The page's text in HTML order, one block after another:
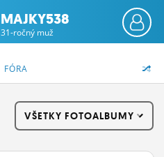
MAJKY538
31-ročný muž
FÓRA
VŠETKY FOTOALBUMY